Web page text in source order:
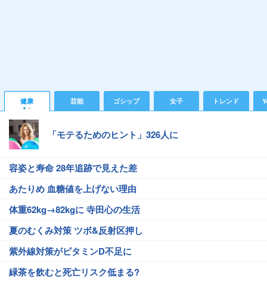
健康 芸能 ゴシップ 女子 トレンド
「モテるためのヒント」326人に
容姿と寿命 28年追跡で見えた差
あたりめ 血糖値を上げない理由
体重62kg→82kgに 寺田心の生活
夏のむくみ対策 ツボ&反射区押し
紫外線対策がビタミンD不足に
緑茶を飲むと死亡リスク低まる?